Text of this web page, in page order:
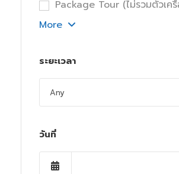
Package Tour (ไม่รวมตั๋วเค
More
ระยะเวลา
วันที่